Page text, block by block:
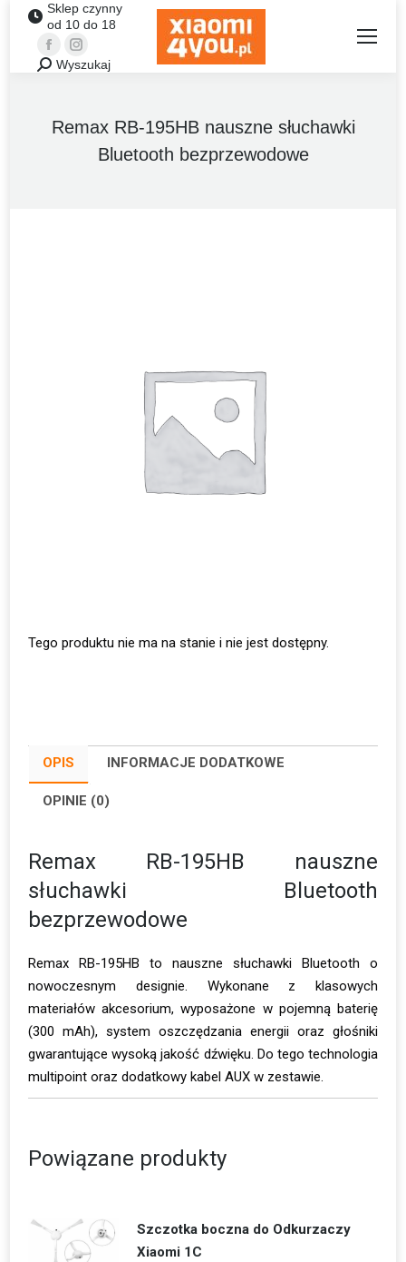
Sklep czynny
od 10 do 18
FacebookInstagram
Szukaj:Wyszukaj
Remax RB-195HB nauszne słuchawki
Bluetooth bezprzewodowe
Tego produktu nie ma na stanie i nie jest dostępny.
OPIS INFORMACJE DODATKOWE
OPINIE (0)
Remax RB-195HB nauszne
słuchawki Bluetooth
bezprzewodowe
Remax RB-195HB to nauszne słuchawki Bluetooth o
nowoczesnym designie. Wykonane z klasowych
materiałów akcesorium, wyposażone w pojemną baterię
(300 mAh), system oszczędzania energii oraz głośniki
gwarantujące wysoką jakość dźwięku. Do tego technologia
multipoint oraz dodatkowy kabel AUX w zestawie.
Powiązane produkty
Szczotka boczna do Odkurzaczy
Xiaomi 1C